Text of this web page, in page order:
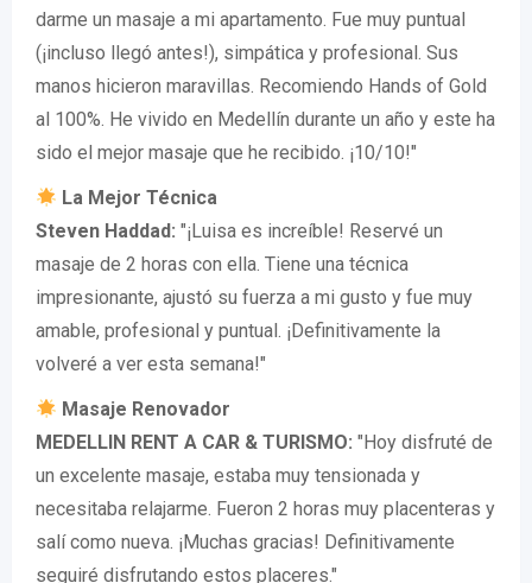
darme un masaje a mi apartamento. Fue muy puntual
(¡incluso llegó antes!), simpática y profesional. Sus
manos hicieron maravillas. Recomiendo Hands of Gold
al 100%. He vivido en Medellín durante un año y este ha
sido el mejor masaje que he recibido. ¡10/10!"
La Mejor Técnica
Steven Haddad: "¡Luisa es increíble! Reservé un
masaje de 2 horas con ella. Tiene una técnica
impresionante, ajustó su fuerza a mi gusto y fue muy
amable, profesional y puntual. ¡Definitivamente la
volveré a ver esta semana!"
Masaje Renovador
MEDELLIN RENT A CAR & TURISMO: "Hoy disfruté de
un excelente masaje, estaba muy tensionada y
necesitaba relajarme. Fueron 2 horas muy placenteras y
salí como nueva. ¡Muchas gracias! Definitivamente
seguiré disfrutando estos placeres."